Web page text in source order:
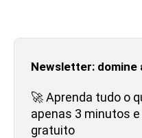
Newsletter:
🚀 Aprenda tudo o
apenas 3 minutos
gratuito